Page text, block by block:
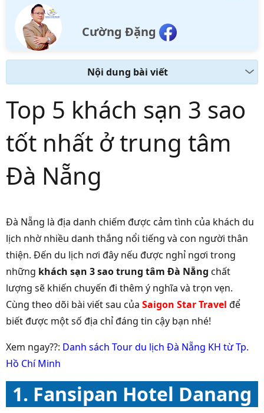
Cường Đặng
Nội dung bài viết
Top 5 khách sạn 3 sao
tốt nhất ở trung tâm
Đà Nẵng
Đà Nẵng là địa danh chiếm được cảm tình của khách du
lịch nhờ nhiều danh thắng nổi tiếng và con người thân
thiện. Đến du lịch nơi đây nếu được nghỉ ngơi trong
những khách sạn 3 sao trung tâm Đà Nẵng chất
lượng sẽ khiến chuyến đi thêm ý nghĩa và trọn vẹn.
Cùng theo dõi bài viết sau của Saigon Star Travel để
biết được một số địa chỉ đáng tin cậy bạn nhé!
Xem ngay??: Danh sách Tour du lịch Đà Nẵng KH từ Tp.
Hồ Chí Minh
1. Fansipan Hotel Danang